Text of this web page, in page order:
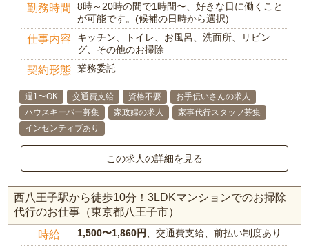
勤務時間
8時～20時の間で1時間〜、好きな日に働くこと
が可能です。(候補の日時から選択)
仕事内容
キッチン、トイレ、お風呂、洗面所、リビン
グ、その他のお掃除
契約形態 業務委託
週1〜OK 交通費支給 資格不要
お手伝いさんの求人
ハウスキーパー募集
家政婦の求人
家事代行スタッフ募集
インセンティブあり
この求人の詳細を見る
西八王子駅から徒歩10分！3LDKマンションでのお掃除
代行のお仕事（東京都八王子市）
時給 1,500〜1,860円、交通費支給、前払い制度あり